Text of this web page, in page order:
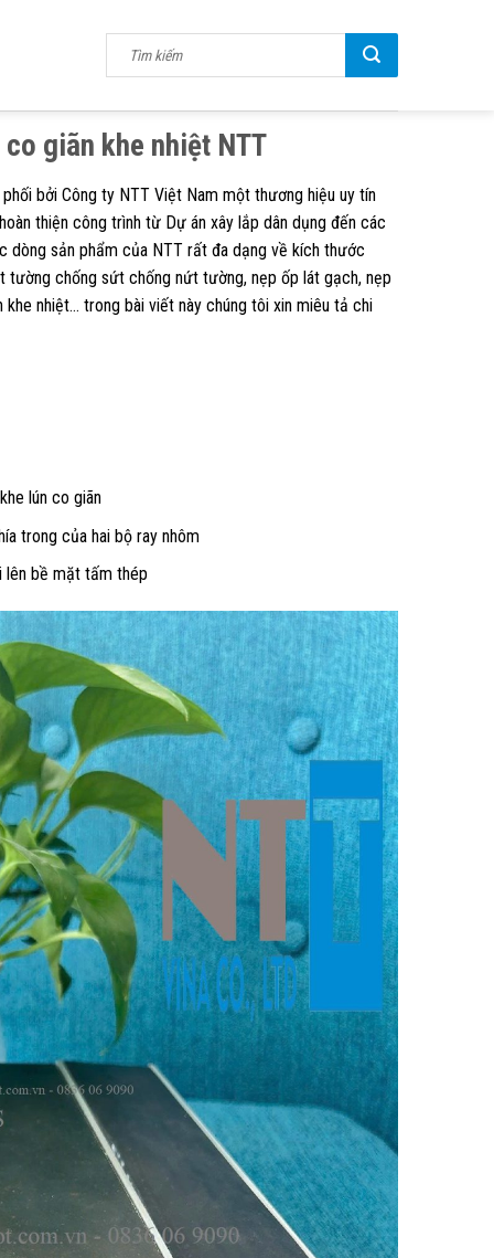
giãn khe nhiệt NTT
bởi Công ty NTT Việt Nam một thương hiệu uy tín
thiện công trình từ Dự án xây lắp dân dụng đến các
dòng sản phẩm của NTT rất đa dạng về kích thước
chống sứt chống nứt tường, nẹp ốp lát gạch, nẹp
nhiệt… trong bài viết này chúng tôi xin miêu tả chi
lún co giãn
trong của hai bộ ray nhôm
lên bề mặt tấm thép